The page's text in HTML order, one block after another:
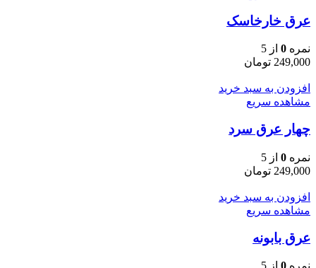
عرق خارخاسک
نمره 0 از 5
249,000 تومان
افزودن به سبد خرید
مشاهده سریع
چهار عرق سرد
نمره 0 از 5
249,000 تومان
افزودن به سبد خرید
مشاهده سریع
عرق بابونه